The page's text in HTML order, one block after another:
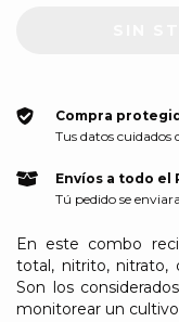
Compra
Tus datos
Envíos a todo el
Tú pedido se
En este combo
total, nitrito, nitrato,
Son los
monitorear un